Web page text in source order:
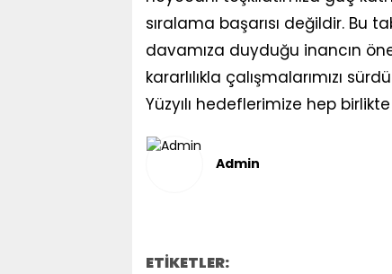
sıralama başarısı değildir. Bu
davamıza duyduğu inancın
kararlılıkla çalışmalarımızı
Yüzyılı hedeflerimize hep
Admin
ETİKETLER: